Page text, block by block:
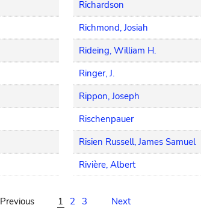
Richardson
Richmond, Josiah
Rideing, William H.
Ringer, J.
Rippon, Joseph
Rischenpauer
Risien Russell, James Samuel
Rivière, Albert
Previous 1 2 3 Next